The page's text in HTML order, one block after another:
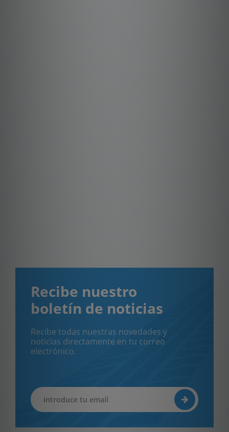
Recibe nuestro
boletín de noticias
Recibe todas nuestras novedades y
noticias directamente en tu correo
electrónico.